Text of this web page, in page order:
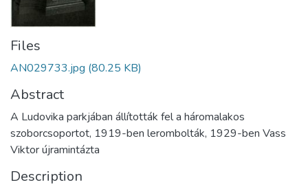
Files
AN029733.jpg (80.25 KB)
Abstract
A Ludovika parkjában állították fel a háromalakos
szoborcsoportot, 1919-ben lerombolták, 1929-ben Vass
Viktor újramintázta
Description